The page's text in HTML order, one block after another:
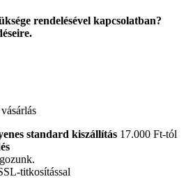
rendelésével kapcsolatban?
standard kiszállítás 17.000 Ft-tól
titkosítással